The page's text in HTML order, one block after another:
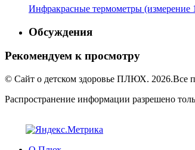
Инфракрасные термометры (измерение
Обсуждения
Рекомендуем к просмотру
© Сайт о детском здоровье ПЛЮХ. 2026.Все
Распространение информации разрешено